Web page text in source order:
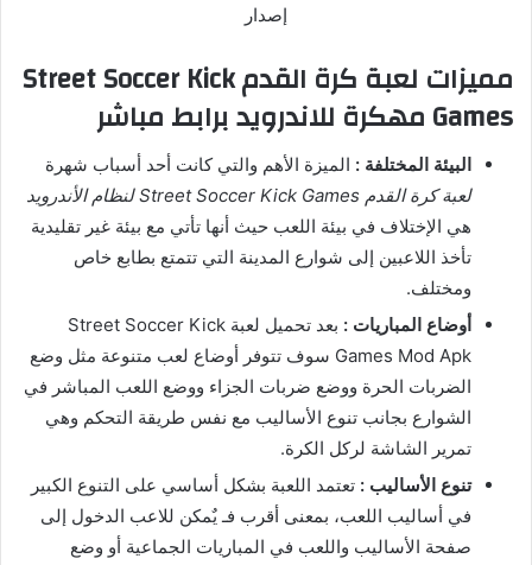
مميزات لعبة كرة القدم Street Soccer Kick
Games مهكرة للاندرويد برابط مباشر
البيئة المختلفة : الميزة الأهم والتي كانت أحد أسباب شهرة
لعبة كرة القدم Street Soccer Kick Games لنظام الأندرويد
هي الإختلاف في بيئة اللعب حيث أنها تأتي مع بيئة غير تقليدية
تأخذ اللاعبين إلى شوارع المدينة التي تتمتع بطابع خاص
ومختلف.
أوضاع المباريات :
بعد تحميل لعبة Street Soccer Kick
Games Mod Apk سوف تتوفر أوضاع لعب متنوعة مثل وضع
الضربات الحرة ووضع ضربات الجزاء ووضع اللعب المباشر في
الشوارع بجانب تنوع الأساليب مع نفس طريقة التحكم وهي
تمرير الشاشة لركل الكرة.
تنوع الأساليب : تعتمد اللعبة بشكل أساسي على التنوع الكبير
في أساليب اللعب، بمعنى أقرب فـ يٌمكن للاعب الدخول إلى
صفحة الأساليب واللعب في المباريات الجماعية أو وضع